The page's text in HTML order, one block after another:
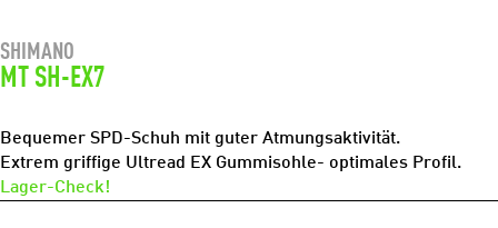
SHIMANO
MT SH-EX7
Bequemer SPD-Schuh mit guter Atmungsaktivität.
Extrem griffige Ultread EX Gummisohle- optimales Profil.
Lager-Check!